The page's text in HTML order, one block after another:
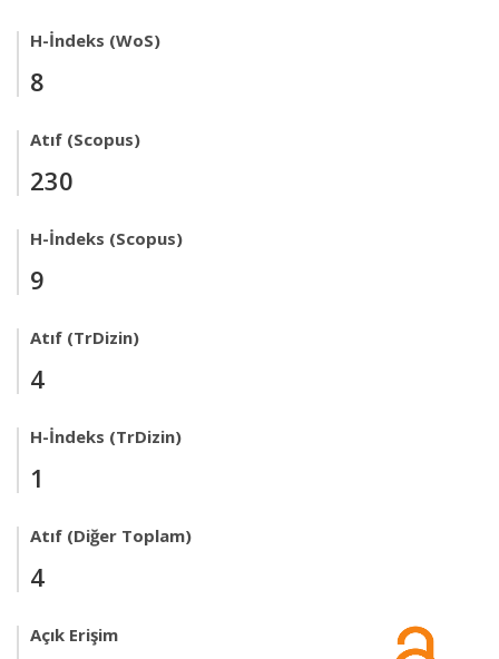
H-İndeks (WoS)
8
Atıf (Scopus)
230
H-İndeks (Scopus)
9
Atıf (TrDizin)
4
H-İndeks (TrDizin)
1
Atıf (Diğer Toplam)
4
Açık Erişim